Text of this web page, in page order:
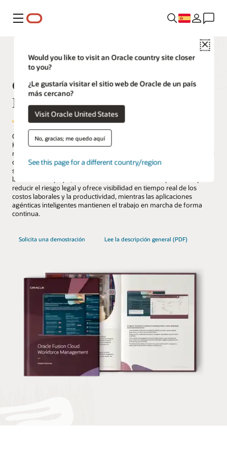
Menú
Close
Would you like to visit an Oracle country site closer
to you?
¿Le gustaría visitar el sitio web de Oracle de un país
más cercano?
Visit Oracle United States
No, gracias; me quedo aquí
See this page for a different country/region
Oracle Fusion Cloud Workforce
Management
Oracle Workforce Management ayuda a los responsables de RR.
HH., negocio y operaciones a adaptar la dotación de personal a las
necesidades. Al integrar la previsión y la programación del personal
con los datos de RR. HH., ausencias, tiempo, nómina, salud y
seguridad, esta solución impulsada por IA automatiza reglas
laborales complejas, mantiene informados a los responsables para
reducir el riesgo legal y ofrece visibilidad en tiempo real de los
costos laborales y la productividad, mientras las aplicaciones
agénticas inteligentes mantienen el trabajo en marcha de forma
continua.
Solicita una demostración Lee la descripción general (PDF)